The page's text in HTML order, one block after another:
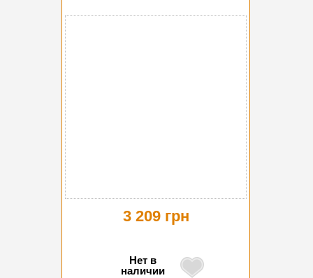
3 209 грн
Нет в
наличии